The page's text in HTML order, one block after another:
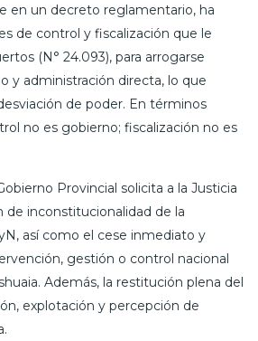
en un decreto reglamentario, ha
de control y fiscalización que le
(N° 24.093), para arrogarse
y administración directa, lo que
de poder. En términos
no es gobierno; fiscalización no es
Provincial solicita a la Justicia
de inconstitucionalidad de la
así como el cese inmediato y
gestión o control nacional
Además, la restitución plena del
explotación y percepción de